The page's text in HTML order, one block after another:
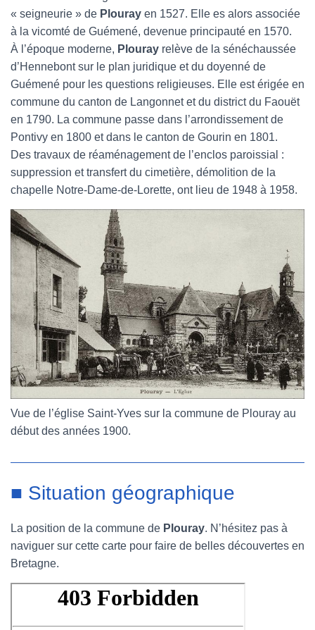
« seigneurie » de Plouray en 1527. Elle es alors associée
à la vicomté de Guémené, devenue principauté en 1570.
À l’époque moderne, Plouray relève de la sénéchaussée
d’Hennebont sur le plan juridique et du doyenné de
Guémené pour les questions religieuses. Elle est érigée en
commune du canton de Langonnet et du district du Faouët
en 1790. La commune passe dans l’arrondissement de
Pontivy en 1800 et dans le canton de Gourin en 1801.
Des travaux de réaménagement de l’enclos paroissial :
suppression et transfert du cimetière, démolition de la
chapelle Notre-Dame-de-Lorette, ont lieu de 1948 à 1958.
Vue de l’église Saint-Yves sur la commune de Plouray au
début des années 1900.
■ Situation géographique
La position de la commune de Plouray. N’hésitez pas à
naviguer sur cette carte pour faire de belles découvertes en
Bretagne.